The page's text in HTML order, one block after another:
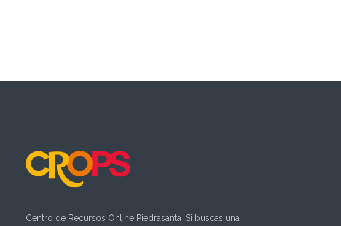
Centro de Recursos Online Piedrasanta, Si buscas una